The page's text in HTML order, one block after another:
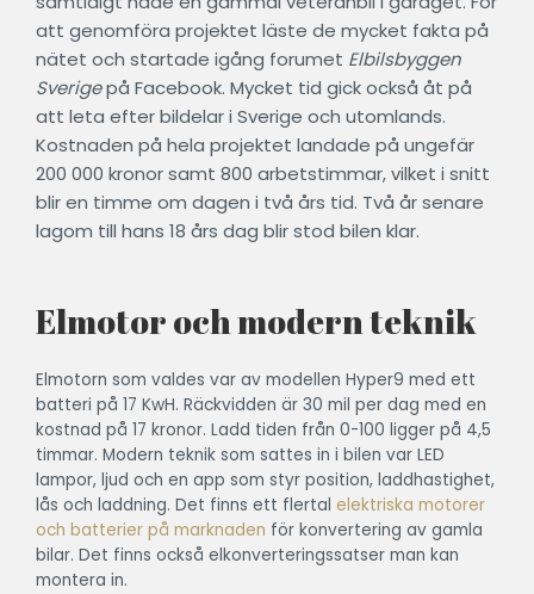
att genomföra projektet läste de mycket fakta på
nätet och startade igång forumet Elbilsbyggen
Sverigepå Facebook. Mycket tid gick också åt på
att leta efter bildelar i Sverige och utomlands.
Kostnaden på hela projektet landade på ungefär
200 000 kronor samt 800 arbetstimmar, vilket i snitt
blir en timme om dagen i två års tid. Två år senare
lagom till hans 18 års dag blir stod bilen klar.
Elmotor och modern teknik
Elmotorn som valdes var av modellen Hyper9 med ett
batteri på 17 KwH. Räckvidden är 30 mil per dag med en
kostnad på 17 kronor. Ladd tiden från 0-100 ligger på 4,5
timmar. Modern teknik som sattes in i bilen var LED
lampor, ljud och en app som styr position, laddhastighet,
lås och laddning. Det finns ett flertal elektriska motorer
och batterier på marknaden för konvertering av gamla
bilar. Det finns också elkonverteringssatser man kan
montera in.